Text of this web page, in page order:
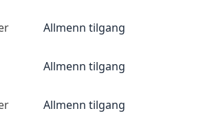
Allmenn tilgang
Allmenn tilgang
Allmenn tilgang